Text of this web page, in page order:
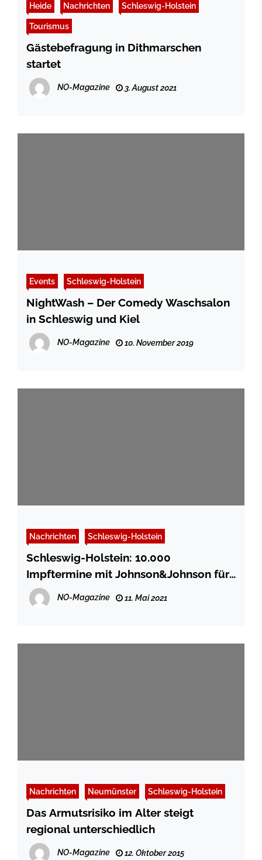
Heide Nachrichten Schleswig-Holstein
Tourismus
Gästebefragung in Dithmarschen
startet
NO-Magazine 3. August 2021
Events Schleswig-Holstein
NightWash – Der Comedy Waschsalon
in Schleswig und Kiel
NO-Magazine 10. November 2019
Nachrichten Schleswig-Holstein
Schleswig-Holstein: 10.000
Impftermine mit Johnson&Johnson für
über 70-Jährige zu vergeben
NO-Magazine 11. Mai 2021
Nachrichten Neumünster Schleswig-Holstein
Das Armutsrisiko im Alter steigt
regional unterschiedlich
NO-Magazine 12. Oktober 2015